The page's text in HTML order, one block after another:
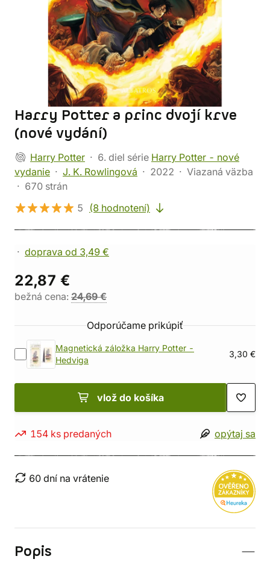
Harry Potter a princ dvojí krve
(nové vydání)
Harry Potter 6. diel série Harry Potter - nové
vydanie
J. K. Rowlingová 2022
Viazaná väzba
670 strán
5
(8 hodnotení)
doprava od 3,49 €
22,87 €
bežná cena: 24,69 €
Odporúčame prikúpiť
Magnetická záložka Harry Potter -
Hedviga
3,30 €
vlož do košíka
154 ks predaných opýtaj sa
60 dní na vrátenie
Popis